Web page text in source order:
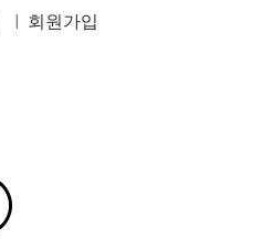
회원가입